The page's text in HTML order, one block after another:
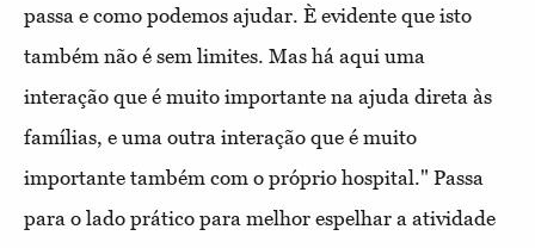
passa e como podemos ajudar. È evidente que isto
também não é sem limites. Mas há aqui uma
interação que é muito importante na ajuda direta às
famílias, e uma outra interação que é muito
importante também com o próprio hospital." Passa
para o lado prático para melhor espelhar a atividade